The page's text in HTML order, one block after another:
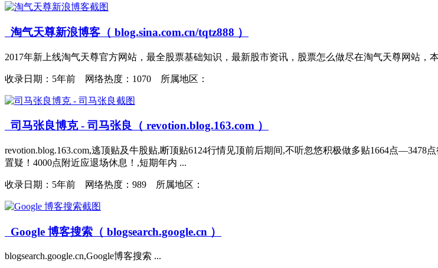
淘气天尊新浪博客（ blog.sina.com.cn/tqtz888 ）
2017年新上线淘气天尊官方网站，最全股票基础知识，最新股市资讯，股票怎么做尽在淘气天尊网站
收录日期： 5年前 网络热度：1070 所属地区：
司马张良博克 - 司马张良（ revotion.blog.163.com ）
revotion.blog.163.com,逃顶贴及牛股贴,断顶贴6124行情见顶前后期间,不听忽悠积极做多贴1664点
置疑！4000点附近应退场休息！,短期年内 ...
收录日期： 5年前 网络热度：989 所属地区：
Google 博客搜索（ blogsearch.google.cn ）
blogsearch.google.cn,Google博客搜索 ...